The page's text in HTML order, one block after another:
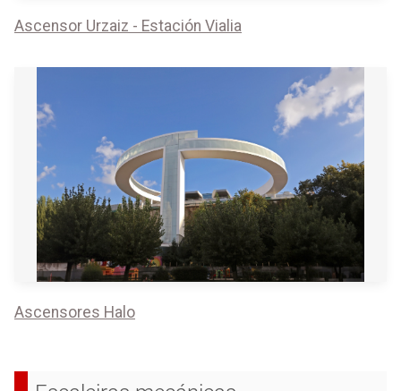
Ascensor Urzaiz - Estación Vialia
Ascensores Halo